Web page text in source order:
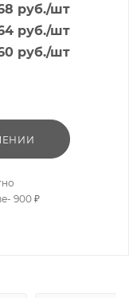
руб./шт
руб./шт
руб./шт
900 ₽